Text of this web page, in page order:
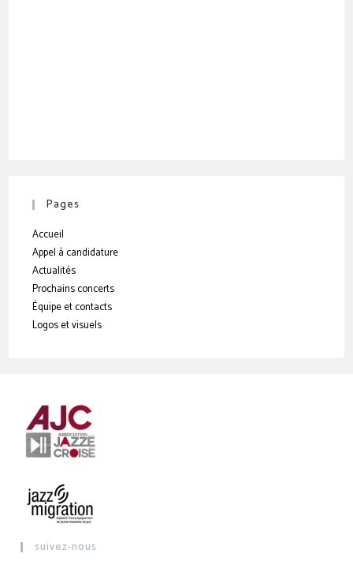
Pages
Accueil
Appel à candidature
Actualités
Prochains concerts
Équipe et contacts
Logos et visuels
suivez-nous